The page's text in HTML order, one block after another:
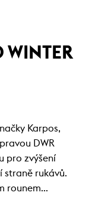
WINTER
Karpos,
DWR
pro zvýšení
straně rukávů.
rounem…